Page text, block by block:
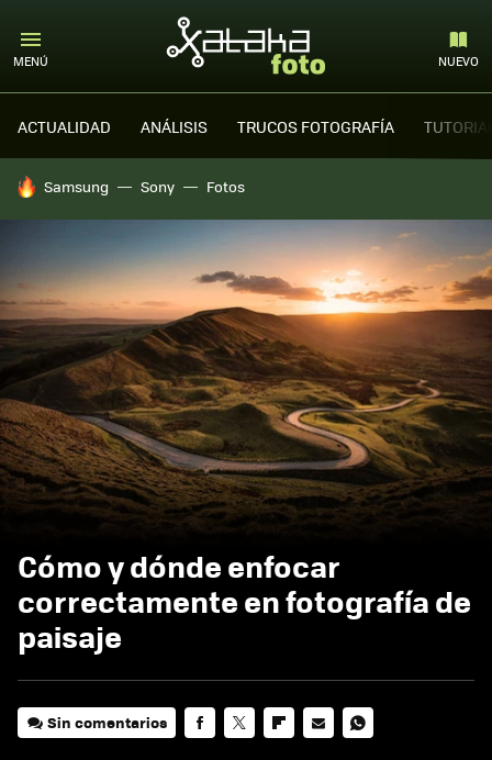
MENÚ NUEVO
ACTUALIDAD ANÁLISIS TRUCOS FOTOGRAFÍA
HOY SE HABLA DE
Samsung Sony Fotos
Cómo y dónde enfocar
correctamente en fotografía de
paisaje
Sin comentarios